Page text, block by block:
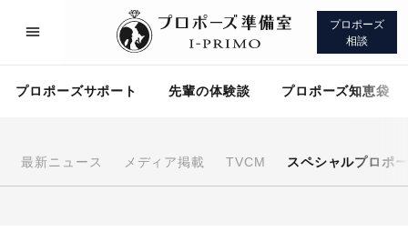
プロポーズ
相談
プロポーズサポート 先輩の体験談 プロポーズ知恵袋
最新ニュース メディア掲載 TVCM スペシャルプロポ
プロポーズサポート 先輩の体験談